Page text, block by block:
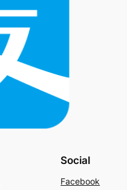
Social
Facebook